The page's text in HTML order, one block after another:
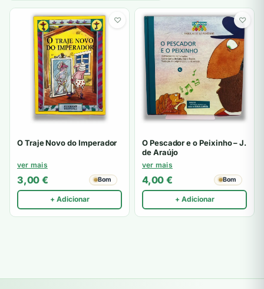
♡
O Traje Novo do Imperador
ver mais
3,00 € Bom
+ Adicionar
♡
O Pescador e o Peixinho – J.
de Araújo
ver mais
4,00 € Bom
+ Adicionar